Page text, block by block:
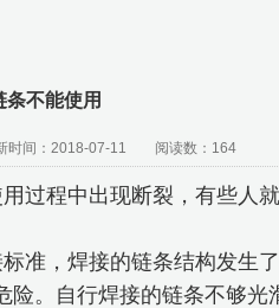
条不能使用
时间：2018-07-11 阅读数：164
过程中出现断裂，有些人
准，焊接的链条结构发生
。自行焊接的链条不够光